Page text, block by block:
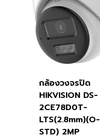
กล้องวงจรปิด
HIKVISION DS-
2CE78D0T-
LTS(2.8mm)(O-
STD) 2MP